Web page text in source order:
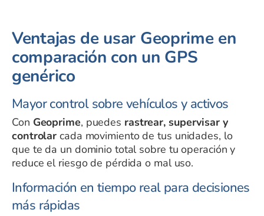
Ventajas de usar Geoprime en
comparación con un GPS
genérico
Mayor control sobre vehículos y activos
Con Geoprime, puedes rastrear, supervisar y
controlar cada movimiento de tus unidades, lo
que te da un dominio total sobre tu operación y
reduce el riesgo de pérdida o mal uso.
Información en tiempo real para decisiones
más rápidas